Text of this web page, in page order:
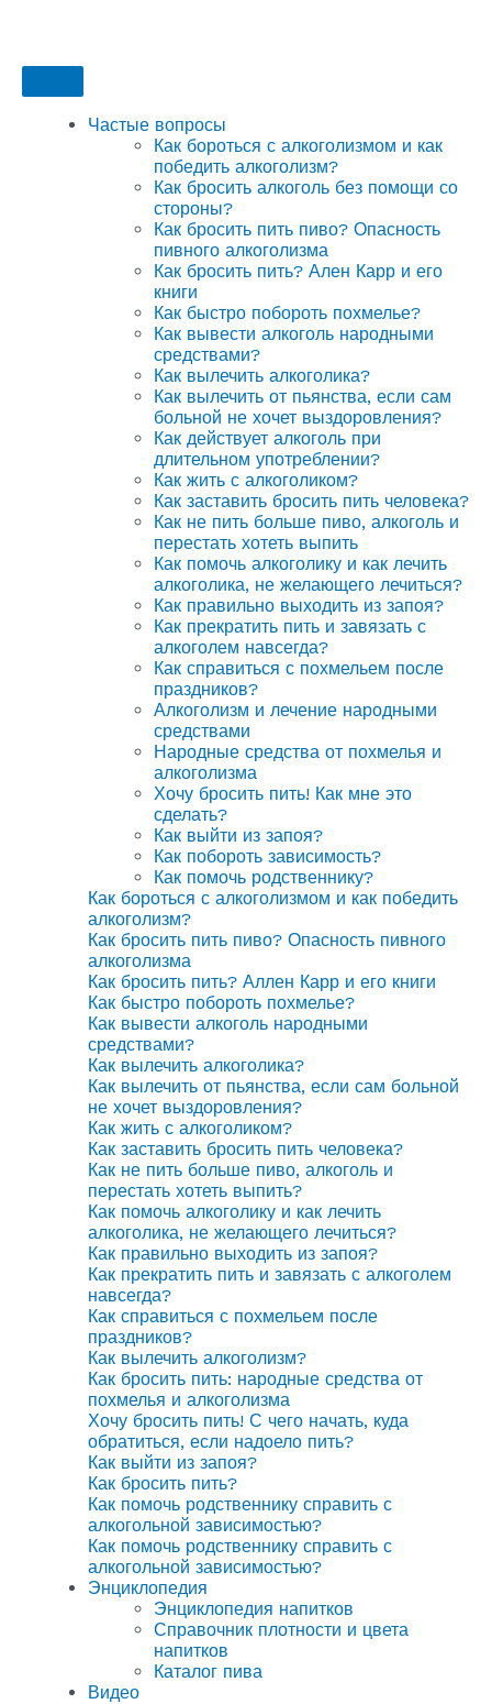
Частые вопросы
Как бороться с алкоголизмом и как
победить алкоголизм?
Как бросить алкоголь без помощи со
стороны?
Как бросить пить пиво? Опасность
пивного алкоголизма
Как бросить пить? Ален Карр и его
книги
Как быстро побороть похмелье?
Как вывести алкоголь народными
средствами?
Как вылечить алкоголика?
Как вылечить от пьянства, если сам
больной не хочет выздоровления?
Как действует алкоголь при
длительном употреблении?
Как жить с алкоголиком?
Как заставить бросить пить человека?
Как не пить больше пиво, алкоголь и
перестать хотеть выпить
Как помочь алкоголику и как лечить
алкоголика, не желающего лечиться?
Как правильно выходить из запоя?
Как прекратить пить и завязать с
алкоголем навсегда?
Как справиться с похмельем после
праздников?
Алкоголизм и лечение народными
средствами
Народные средства от похмелья и
алкоголизма
Хочу бросить пить! Как мне это
сделать?
Как выйти из запоя?
Как побороть зависимость?
Как помочь родственнику?
Как бороться с алкоголизмом и как победить
алкоголизм?
Как бросить пить пиво? Опасность пивного
алкоголизма
Как бросить пить? Аллен Карр и его книги
Как быстро побороть похмелье?
Как вывести алкоголь народными
средствами?
Как вылечить алкоголика?
Как вылечить от пьянства, если сам больной
не хочет выздоровления?
Как жить с алкоголиком?
Как заставить бросить пить человека?
Как не пить больше пиво, алкоголь и
перестать хотеть выпить?
Как помочь алкоголику и как лечить
алкоголика, не желающего лечиться?
Как правильно выходить из запоя?
Как прекратить пить и завязать с алкоголем
навсегда?
Как справиться с похмельем после
праздников?
Как вылечить алкоголизм?
Как бросить пить: народные средства от
похмелья и алкоголизма
Хочу бросить пить! С чего начать, куда
обратиться, если надоело пить?
Как выйти из запоя?
Как бросить пить?
Как помочь родственнику справить с
алкогольной зависимостью?
Как помочь родственнику справить с
алкогольной зависимостью?
Энциклопедия
Энциклопедия напитков
Справочник плотности и цвета
напитков
Каталог пива
Видео